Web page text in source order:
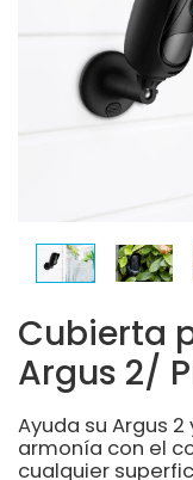
Cubierta
Argus 2/
Ayuda su Argus
armonía con el
cualquier